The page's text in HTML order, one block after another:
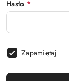
Hasło *
Zapamiętaj